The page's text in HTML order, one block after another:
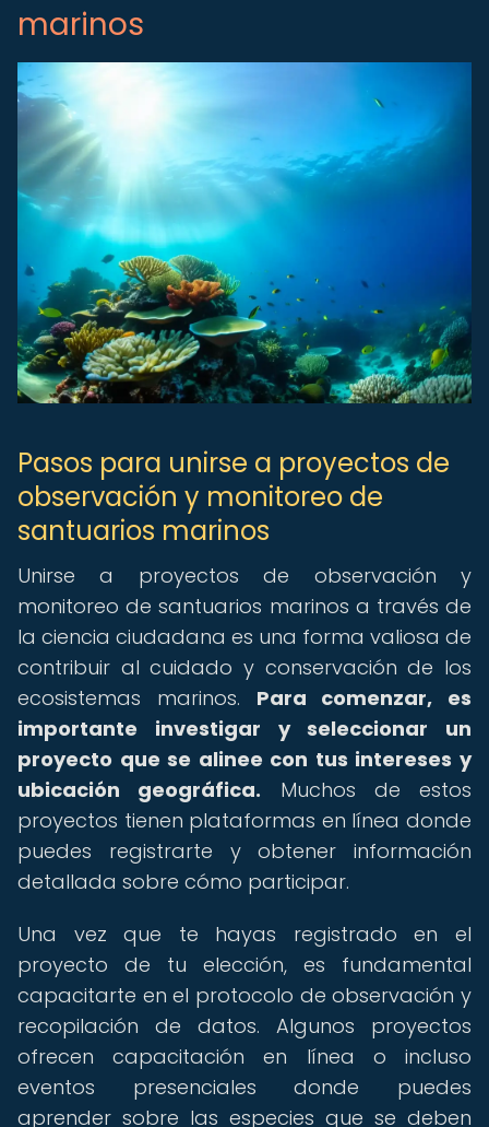
marinos
Pasos para unirse a proyectos de
observación y monitoreo de
santuarios marinos
Unirse a proyectos de observación y
monitoreo de santuarios marinos a través de
la ciencia ciudadana es una forma valiosa de
contribuir al cuidado y conservación de los
ecosistemas marinos. Para comenzar, es
importante investigar y seleccionar un
proyecto que se alinee con tus intereses y
ubicación geográfica. Muchos de estos
proyectos tienen plataformas en línea donde
puedes registrarte y obtener información
detallada sobre cómo participar.
Una vez que te hayas registrado en el
proyecto de tu elección, es fundamental
capacitarte en el protocolo de observación y
recopilación de datos. Algunos proyectos
ofrecen capacitación en línea o incluso
eventos presenciales donde puedes
aprender sobre las especies que se deben